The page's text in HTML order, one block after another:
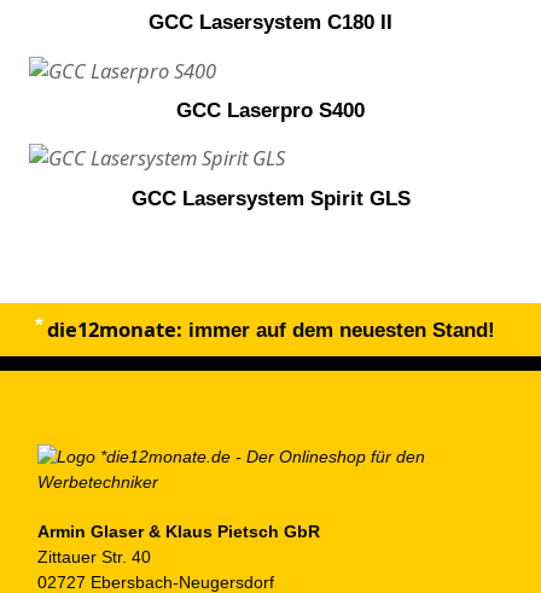
GCC Lasersystem C180 II
GCC Laserpro S400
GCC Lasersystem Spirit GLS
die12monate: immer auf dem neuesten Stand!
Armin Glaser & Klaus Pietsch GbR
Zittauer Str. 40
02727 Ebersbach-Neugersdorf